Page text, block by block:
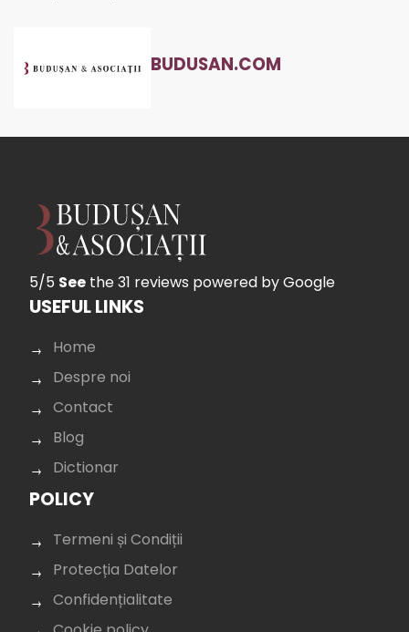
BUDUSAN.COM
5/5 See the 31 reviews powered by Google
USEFUL LINKS
Home
Despre noi
Contact
Blog
Dictionar
POLICY
Termeni și Condiții
Protecția Datelor
Confidențialitate